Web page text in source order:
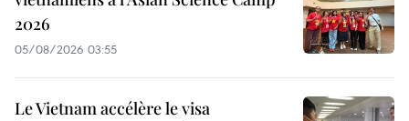
2026
05/08/2026 03:55
Le Vietnam accélère le visa